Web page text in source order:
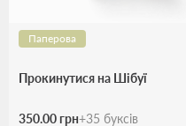
Паперова
Прокинутися на Шібуї
350.00 грн+35 буксів